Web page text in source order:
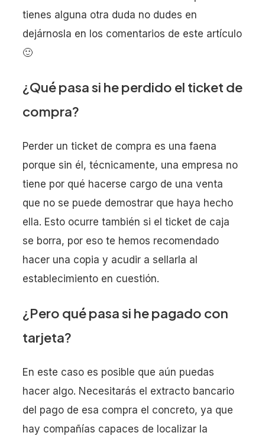
tienes alguna otra duda no dudes en
dejárnosla en los comentarios de este artículo
🙂
¿Qué pasa si he perdido el ticket de
compra?
Perder un ticket de compra es una faena
porque sin él, técnicamente, una empresa no
tiene por qué hacerse cargo de una venta
que no se puede demostrar que haya hecho
ella. Esto ocurre también si el ticket de caja
se borra, por eso te hemos recomendado
hacer una copia y acudir a sellarla al
establecimiento en cuestión.
¿Pero qué pasa si he pagado con
tarjeta?
En este caso es posible que aún puedas
hacer algo. Necesitarás el extracto bancario
del pago de esa compra el concreto, ya que
hay compañías capaces de localizar la